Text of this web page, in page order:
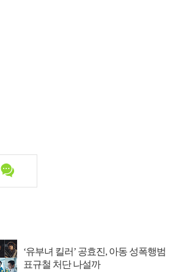
‘유부녀 킬러’ 공효진, 아동 성폭행범
표규철 처단 나설까